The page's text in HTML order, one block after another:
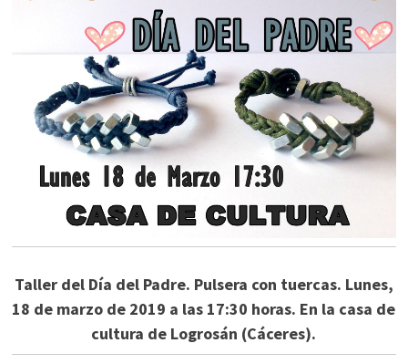
Taller del Día del Padre. Pulsera con tuercas. Lunes,
18 de marzo de 2019 a las 17:30 horas. En la casa de
cultura de Logrosán (Cáceres).